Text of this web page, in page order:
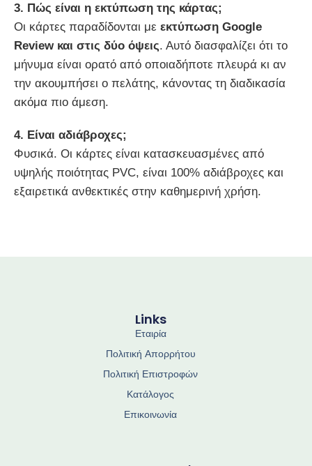
3. Πώς είναι η εκτύπωση της κάρτας;
Οι κάρτες παραδίδονται με εκτύπωση Google
Review και στις δύο όψεις. Αυτό διασφαλίζει ότι το
μήνυμα είναι ορατό από οποιαδήποτε πλευρά κι αν
την ακουμπήσει ο πελάτης, κάνοντας τη διαδικασία
ακόμα πιο άμεση.
4. Είναι αδιάβροχες;
Φυσικά. Οι κάρτες είναι κατασκευασμένες από
υψηλής ποιότητας PVC, είναι 100% αδιάβροχες και
εξαιρετικά ανθεκτικές στην καθημερινή χρήση.
Links
Εταιρία
Πολιτική Απορρήτου
Πολιτική Επιστροφών
Κατάλογος
Επικοινωνία